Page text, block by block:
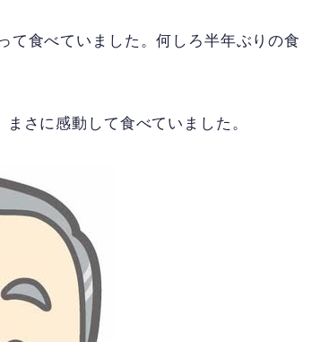
て食べていました。何しろ半年ぶりの食
さに感動して食べていました。